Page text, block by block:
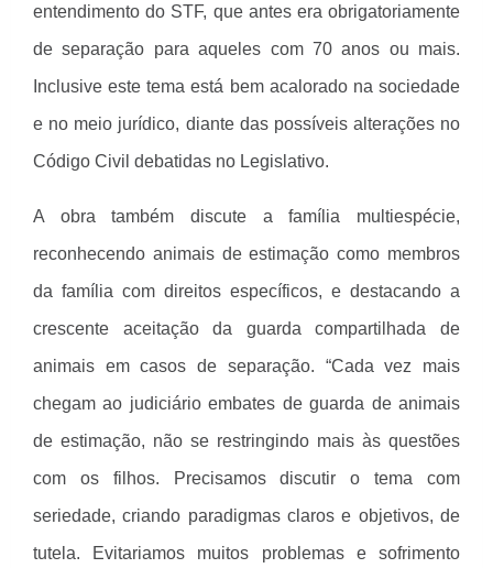
entendimento do STF, que antes era obrigatoriamente
de separação para aqueles com 70 anos ou mais.
Inclusive este tema está bem acalorado na sociedade
e no meio jurídico, diante das possíveis alterações no
Código Civil debatidas no Legislativo.
A obra também discute a família multiespécie,
reconhecendo animais de estimação como membros
da família com direitos específicos, e destacando a
crescente aceitação da guarda compartilhada de
animais em casos de separação. “Cada vez mais
chegam ao judiciário embates de guarda de animais
de estimação, não se restringindo mais às questões
com os filhos. Precisamos discutir o tema com
seriedade, criando paradigmas claros e objetivos, de
tutela. Evitariamos muitos problemas e sofrimento